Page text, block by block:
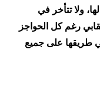
ولا تتأخر في
رغم كل الحواجز
طريقها على جميع